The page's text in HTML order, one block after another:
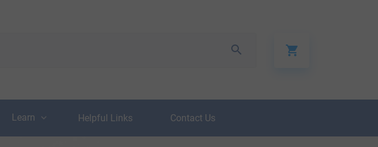
Learn Helpful Links Contact Us